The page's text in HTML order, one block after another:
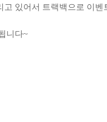
있어서 트랙백으로 이벤
니다~